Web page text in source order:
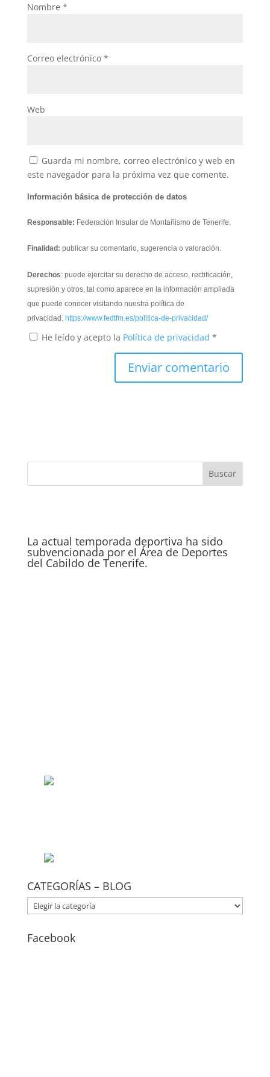
Nombre *
Correo electrónico *
Web
Guarda mi nombre, correo electrónico y web en
este navegador para la próxima vez que comente.
Información básica de protección de datos
Responsable: Federación Insular de Montañismo de Tenerife.
Finalidad: publicar su comentario, sugerencia o valoración.
Derechos: puede ejercitar su derecho de acceso, rectificación,
supresión y otros, tal como aparece en la información ampliada
que puede conocer visitando nuestra política de
privacidad. https://www.fedtfm.es/politica-de-privacidad/
He leído y acepto la Política de privacidad *
La actual temporada deportiva ha sido
subvencionada por el Área de Deportes
del Cabildo de Tenerife.
CATEGORÍAS – BLOG
CATEGORÍAS
–
Facebook